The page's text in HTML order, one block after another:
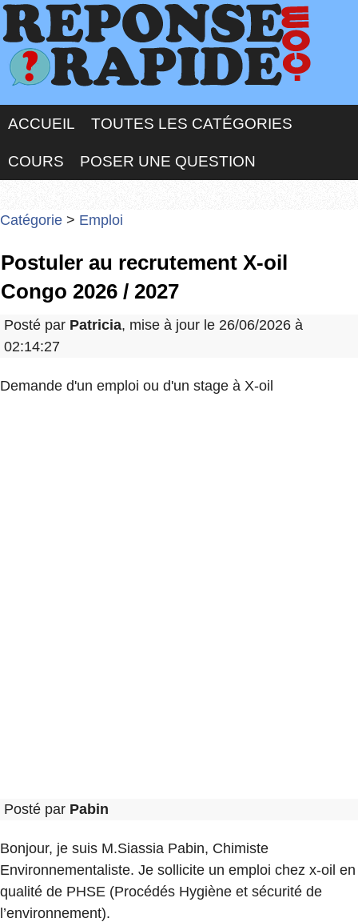
ACCUEIL TOUTES LES CATÉGORIES
COURS POSER UNE QUESTION
Catégorie > Emploi
Postuler au recrutement X-oil
Congo 2026 / 2027
Posté par Patricia, mise à jour le 26/06/2026 à
02:14:27
Demande d'un emploi ou d'un stage à X-oil
Posté par Pabin
Bonjour, je suis M.Siassia Pabin, Chimiste
Environnementaliste. Je sollicite un emploi chez x-oil en
qualité de PHSE (Procédés Hygiène et sécurité de
l’environnement).